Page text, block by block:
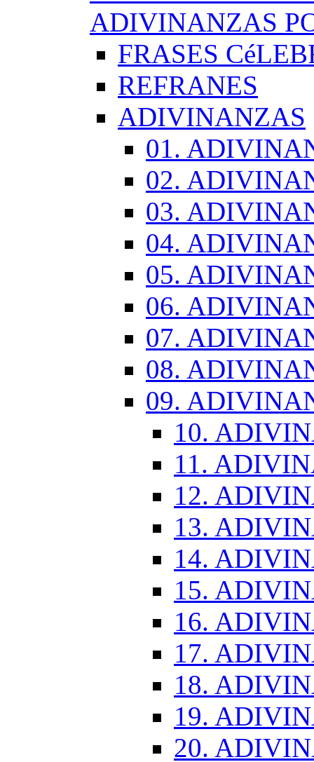
ADIVINANZAS
FRASES
REFRANES
ADIVINANZAS
01.
02.
03.
04.
05.
06.
07.
08.
09.
10.
11.
12.
13.
14.
15.
16.
17.
18.
19.
20.